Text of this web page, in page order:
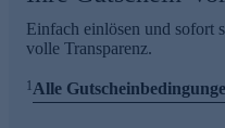
Einfach einlösen und sofort
volle Transparenz.
1 Alle